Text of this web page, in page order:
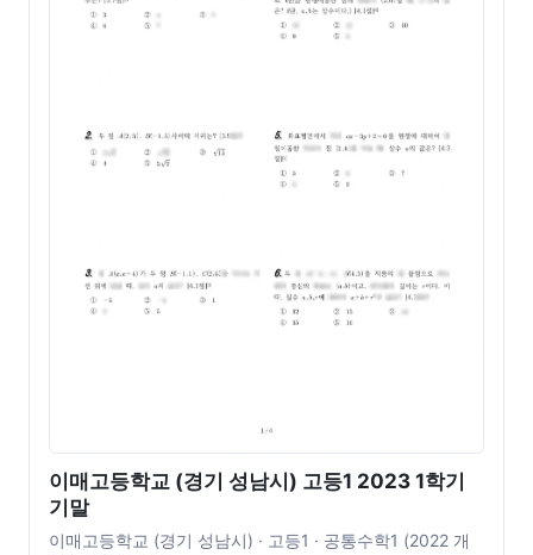
이매고등학교 (경기 성남시) 고등1 2023 1학기
기말
이매고등학교 (경기 성남시) · 고등1 · 공통수학1 (2022 개